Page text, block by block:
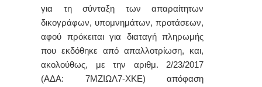
για τη σύνταξη των απαραίτητων
δικογράφων, υπομνημάτων, προτάσεων,
αφού πρόκειται για διαταγή πληρωμής
που εκδόθηκε από απαλλοτρίωση, και,
ακολούθως, με την αριθμ. 2/23/2017
(ΑΔΑ: 7ΜΖΙΩΛ7-ΧΚΕ) απόφαση